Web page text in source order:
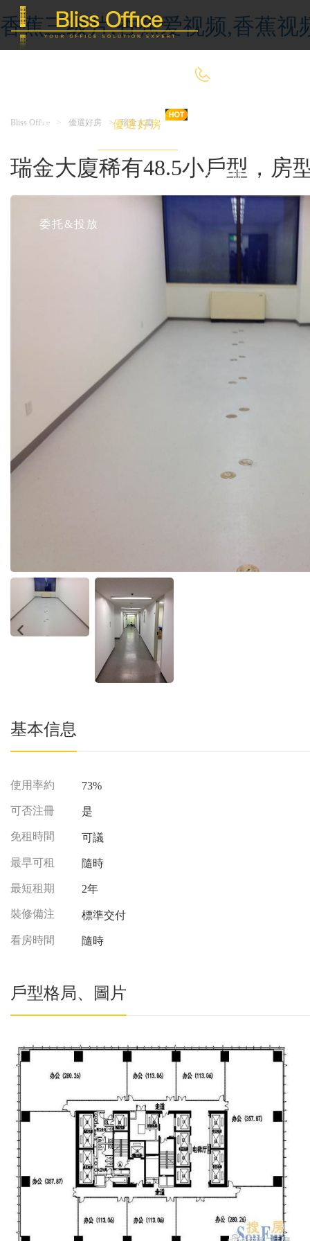
香蕉三级片,香蕉爱视频,香蕉视
首 頁 優選好房
共享辦公
委托&投放
Bliss Office > 優選好房 > 瑞金大廈
瑞金大廈稀有48.5小戶型，房
基本信息
使用率約 73%
可否注冊 是
免租時間 可議
最早可租 隨時
最短租期 2年
裝修備注 標準交付
看房時間 隨時
戶型格局、圖片